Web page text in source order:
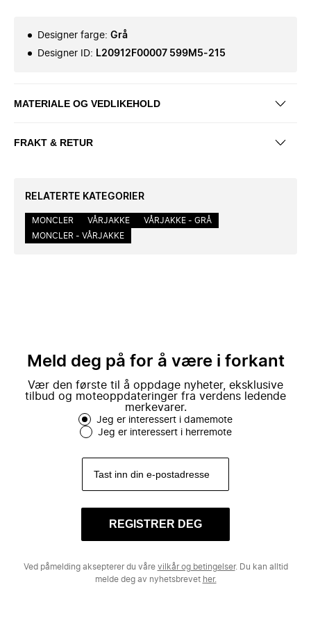
Designer farge: Grå
Designer ID: L20912F00007 599M5-215
MATERIALE OG VEDLIKEHOLD
FRAKT & RETUR
RELATERTE KATEGORIER
MONCLER VÅRJAKKE
VÅRJAKKE - GRÅ
MONCLER - VÅRJAKKE
Meld deg på for å være i forkant
Vær den første til å oppdage nyheter, eksklusive
tilbud og moteoppdateringer fra verdens ledende
merkevarer.
Jeg er interessert i damemote
Jeg er interessert i herremote
REGISTRER DEG
Ved påmelding aksepterer du våre vilkår og betingelser. Du kan alltid
melde deg av nyhetsbrevet her.